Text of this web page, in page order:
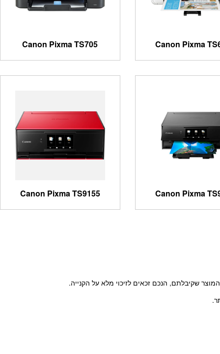
Canon Pixma
Canon Pixma TS705
Canon Pixma
Canon Pixma TS9155
שקיבלתם, הנכם זכאים לזיכוי מלא על הקנייה.